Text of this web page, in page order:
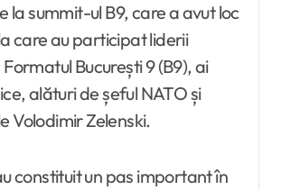
la summit-ul B9, care a avut loc
care au participat liderii
București 9 (B9), ai
alături de șeful NATO și
Volodimir Zelenski.
constituit un pas important în